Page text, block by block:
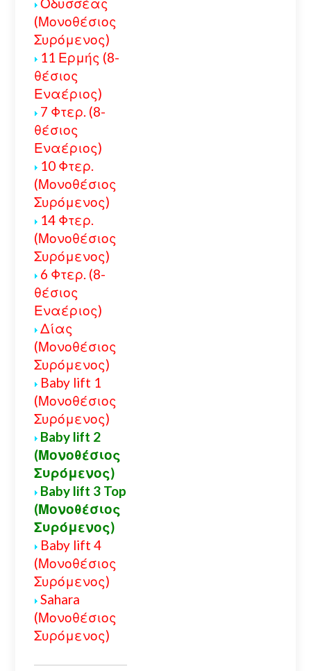
Οδυσσέας
(Μονοθέσιος
Συρόμενος)
11 Ερμής (8-
θέσιος
Εναέριος)
7 Φτερ. (8-
θέσιος
Εναέριος)
10 Φτερ.
(Μονοθέσιος
Συρόμενος)
14 Φτερ.
(Μονοθέσιος
Συρόμενος)
6 Φτερ. (8-
θέσιος
Εναέριος)
Δίας
(Μονοθέσιος
Συρόμενος)
Baby lift 1
(Μονοθέσιος
Συρόμενος)
Baby lift 2
(Μονοθέσιος
Συρόμενος)
Baby lift 3 Top
(Μονοθέσιος
Συρόμενος)
Baby lift 4
(Μονοθέσιος
Συρόμενος)
Sahara
(Μονοθέσιος
Συρόμενος)